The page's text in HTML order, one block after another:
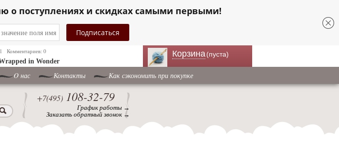
о поступлениях и скидках самыми первыми!
Комментариев: 0
in Wonder
Корзина(пуста)
O нас Контакты Как сэкономить при покупке
+7(495) 108-32-79
График работы →
Заказать обратный звонок →